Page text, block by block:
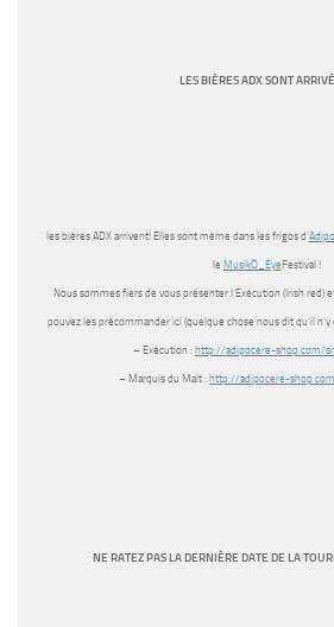
LES BIÈRES ADX SONT
les bières ADX arrivent! Elles sont même dans les frigos d’
le MusikÖ_Eye Festival !
Nous sommes fiers de vous présenter l’Exécution (Irish red)
pouvez les précommander ici (quelque chose nous dit qu’il
– Exécution : http://adipocere-shop.com/
– Marquis du Malt : http://adipocere-
NE RATEZ PAS LA DERNIÈRE DATE DE LA